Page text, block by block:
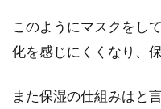
睡眠
このようにマスクをし
化を感じにくくなり、
また保湿の仕組みはと